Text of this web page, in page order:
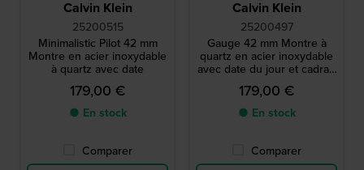
Calvin Klein
25200515
Minimalistic Pilot 42 mm
Montre en acier inoxydable
à quartz avec date
179,00 €
● En stock
Comparer
Calvin Klein
25200497
Gauge 42 mm Montre à
quartz en acier inoxydable
avec date du jour et cadran
24h
179,00 €
● En stock
Comparer